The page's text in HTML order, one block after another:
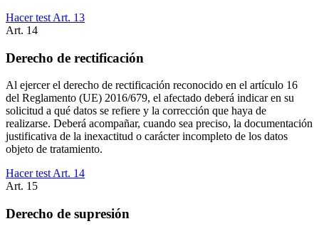
Hacer test Art. 13
Art. 14
Derecho de rectificación
Al ejercer el derecho de rectificación reconocido en el artículo 16
del Reglamento (UE) 2016/679, el afectado deberá indicar en su
solicitud a qué datos se refiere y la corrección que haya de
realizarse. Deberá acompañar, cuando sea preciso, la documentación
justificativa de la inexactitud o carácter incompleto de los datos
objeto de tratamiento.
Hacer test Art. 14
Art. 15
Derecho de supresión